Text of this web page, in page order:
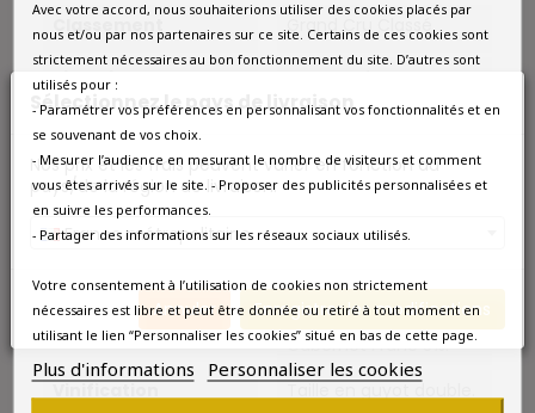
Sélectionnez le pays de livraison
Nos prix et les frais peuvent varier en fonction du
pays/de la région de livraison.
France métropolitaine
Annuler Enregistrer les modifications
Classement Grand Cru Classé
Situation
Superficie
Sols
Graves profondes et
Vendanges
Cépages
Cabernet-Sauvignon
60%, Merlot 35%,
Cabernet Franc 5%.
Avec votre accord, nous souhaiterions utiliser des cookies placés par
nous et/ou par nos partenaires sur ce site. Certains de ces cookies sont
strictement nécessaires au bon fonctionnement du site. D’autres sont
utilisés pour :
- Paramétrer vos préférences en personnalisant vos fonctionnalités et en
se souvenant de vos choix.
- Mesurer l’audience en mesurant le nombre de visiteurs et comment
vous êtes arrivés sur le site. - Proposer des publicités personnalisées et
en suivre les performances.
- Partager des informations sur les réseaux sociaux utilisés.
Votre consentement à l’utilisation de cookies non strictement
nécessaires est libre et peut être donnée ou retiré à tout moment en
utilisant le lien “Personnaliser les cookies” situé en bas de cette page.
Plus d'informations Personnaliser les cookies